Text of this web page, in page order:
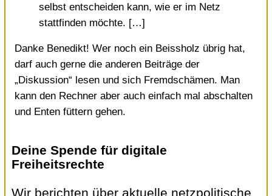
selbst entscheiden kann, wie er im Netz
stattfinden möchte. […]
Danke Benedikt! Wer noch ein Beissholz übrig hat,
darf auch gerne die anderen Beiträge der
„Diskussion“ lesen und sich Fremdschämen. Man
kann den Rechner aber auch einfach mal abschalten
und Enten füttern gehen.
Deine Spende für digitale
Freiheitsrechte
Wir berichten über aktuelle netzpolitische